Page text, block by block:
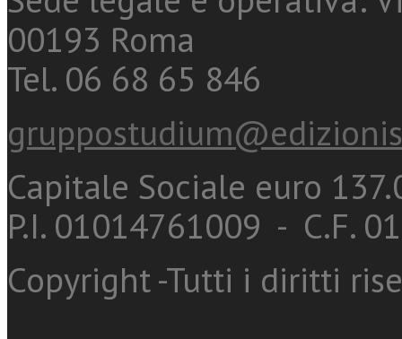
00193 Roma
Tel. 06 68 65 846
Capitale Sociale euro
P.I. 01014761009 - C.F.
Copyright -Tutti i diritti